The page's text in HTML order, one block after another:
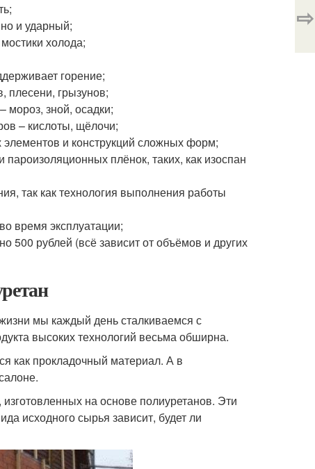
и ударный;
холода;
горение;
плесени, грызунов;
мороз, зной, осадки;
– кислоты, щёлочи;
элементов и конструкций сложных форм;
плёнок, таких, как изоспан
так как технология выполнения работы
время эксплуатации;
500 рублей (всё зависит от объёмов и других
мы каждый день сталкиваемся с
высоких технологий весьма обширна.
как прокладочный материал. А в
на основе полиуретанов. Эти
исходного сырья зависит, будет ли
⇨